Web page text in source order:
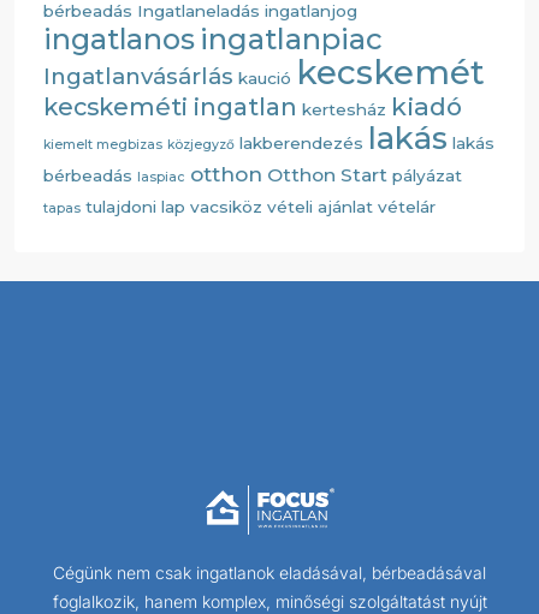
bérbeadás Ingatlaneladás ingatlanjog
ingatlanos ingatlanpiac
Ingatlanvásárlás kaució kecskemét
kecskeméti ingatlan kertesház kiadó
kiemelt megbizas közjegyző lakberendezés lakás lakás
bérbeadás
laspiac otthon Otthon Start pályázat
tapas tulajdoni lap vacsiköz vételi ajánlat vételár
Cégünk nem csak ingatlanok eladásával, bérbeadásával
foglalkozik, hanem komplex, minőségi szolgáltatást nyújt